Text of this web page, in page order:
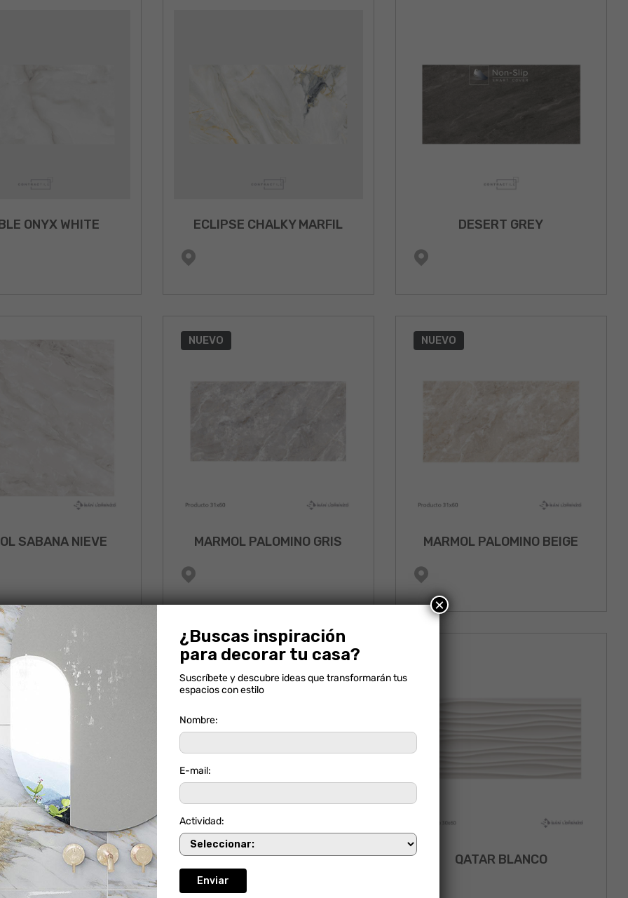
ONYX WHITE ECLIPSE CHALKY MARFIL DESERT GREY
SABANA NIEVE
NUEVO
MARMOL PALOMINO GRIS
NUEVO
MARMOL PALOMINO BEIGE
BLACK CASABLANCA LINEAL QATAR BLANCO
¿Buscas inspiración
para decorar tu casa?
Suscríbete y descubre ideas que transformarán tus
espacios con estilo
Nombre:
E-mail:
Actividad:
×